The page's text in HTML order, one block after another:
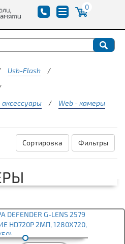
0
Usb-Flash
/
/
Web - камеры
Фильтры
Сортировка
G-LENS 2579
HD720P 2МП, 1280X720,